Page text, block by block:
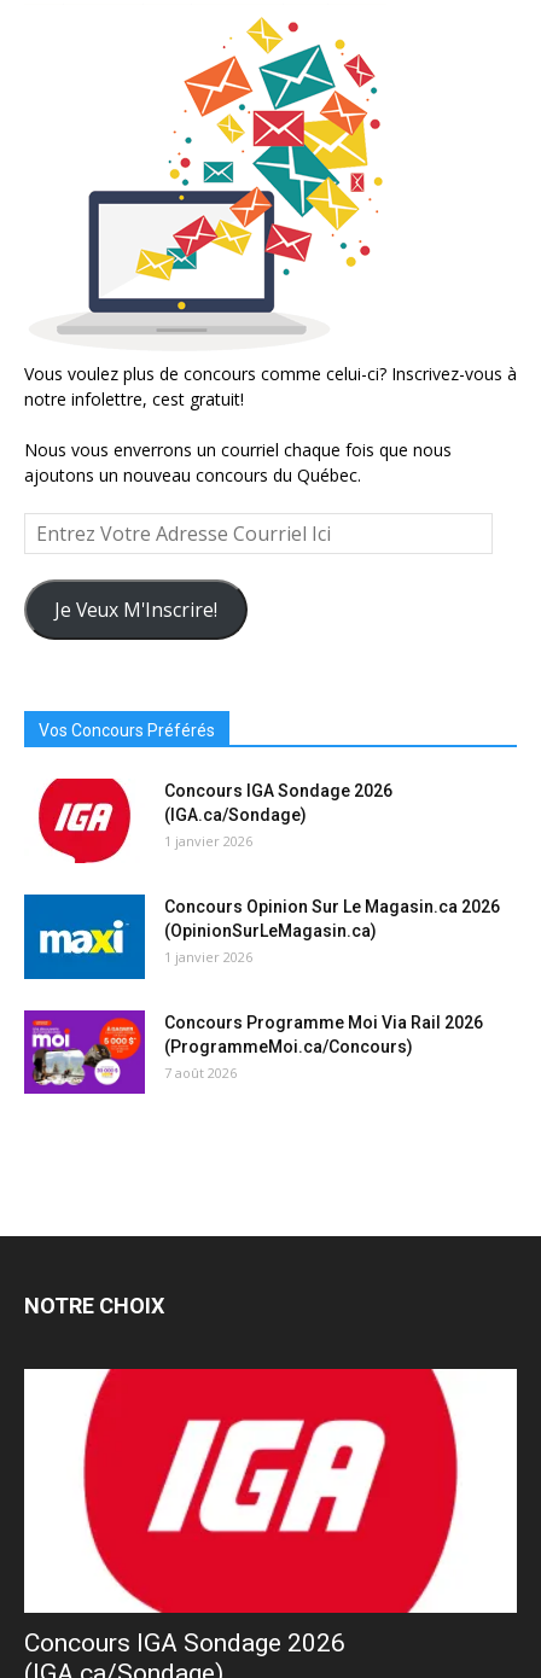
Vous voulez plus de concours comme celui-ci? Inscrivez-vous à
notre infolettre, cest gratuit!
Nous vous enverrons un courriel chaque fois que nous
ajoutons un nouveau concours du Québec.
Entrez
Votre
Adresse
Courriel
Ici
Je Veux M'Inscrire!
Vos Concours Préférés
Concours IGA Sondage 2026
(IGA.ca/Sondage)
1 janvier 2026
Concours Opinion Sur Le Magasin.ca 2026
(OpinionSurLeMagasin.ca)
1 janvier 2026
Concours Programme Moi Via Rail 2026
(ProgrammeMoi.ca/Concours)
7 août 2026
NOTRE CHOIX
Concours IGA Sondage 2026